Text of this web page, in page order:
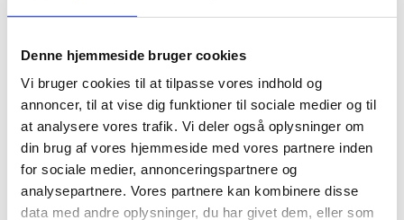
Denne hjemmeside bruger cookies
Vi bruger cookies til at tilpasse vores indhold og
annoncer, til at vise dig funktioner til sociale medier og til
at analysere vores trafik. Vi deler også oplysninger om
din brug af vores hjemmeside med vores partnere inden
for sociale medier, annonceringspartnere og
analysepartnere. Vores partnere kan kombinere disse
data med andre oplysninger, du har givet dem, eller som